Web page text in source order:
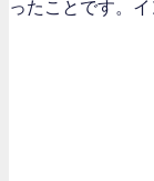
ったことです。